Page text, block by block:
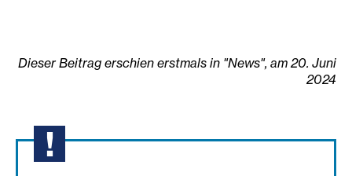
Dieser Beitrag erschien erstmals in "News", am 20. Juni
2024